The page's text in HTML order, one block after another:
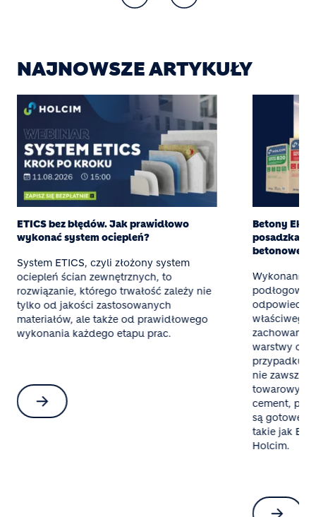
NAJNOWSZE ARTYKUŁY
ETICS bez błędów. Jak prawidłowo
wykonać system ociepleń?
System ETICS, czyli złożony system
ociepleń ścian zewnętrznych, to
rozwiązanie, którego trwałość zależy nie
tylko od jakości zastosowanych
materiałów, ale także od prawidłowego
wykonania każdego etapu prac.
Betony
posadzka z
betonowej
Wykonanie
właściwego
zachowania
warstwy
przypadku
nie zawsze
towarowy
cement,
są gotowe
takie jak
Holcim.